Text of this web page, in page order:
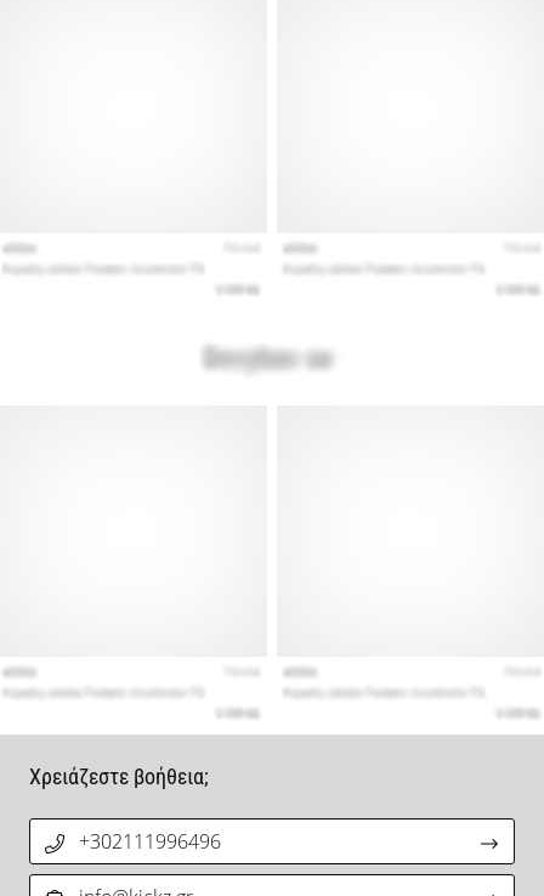
Χρειάζεστε βοήθεια;
+302111996496